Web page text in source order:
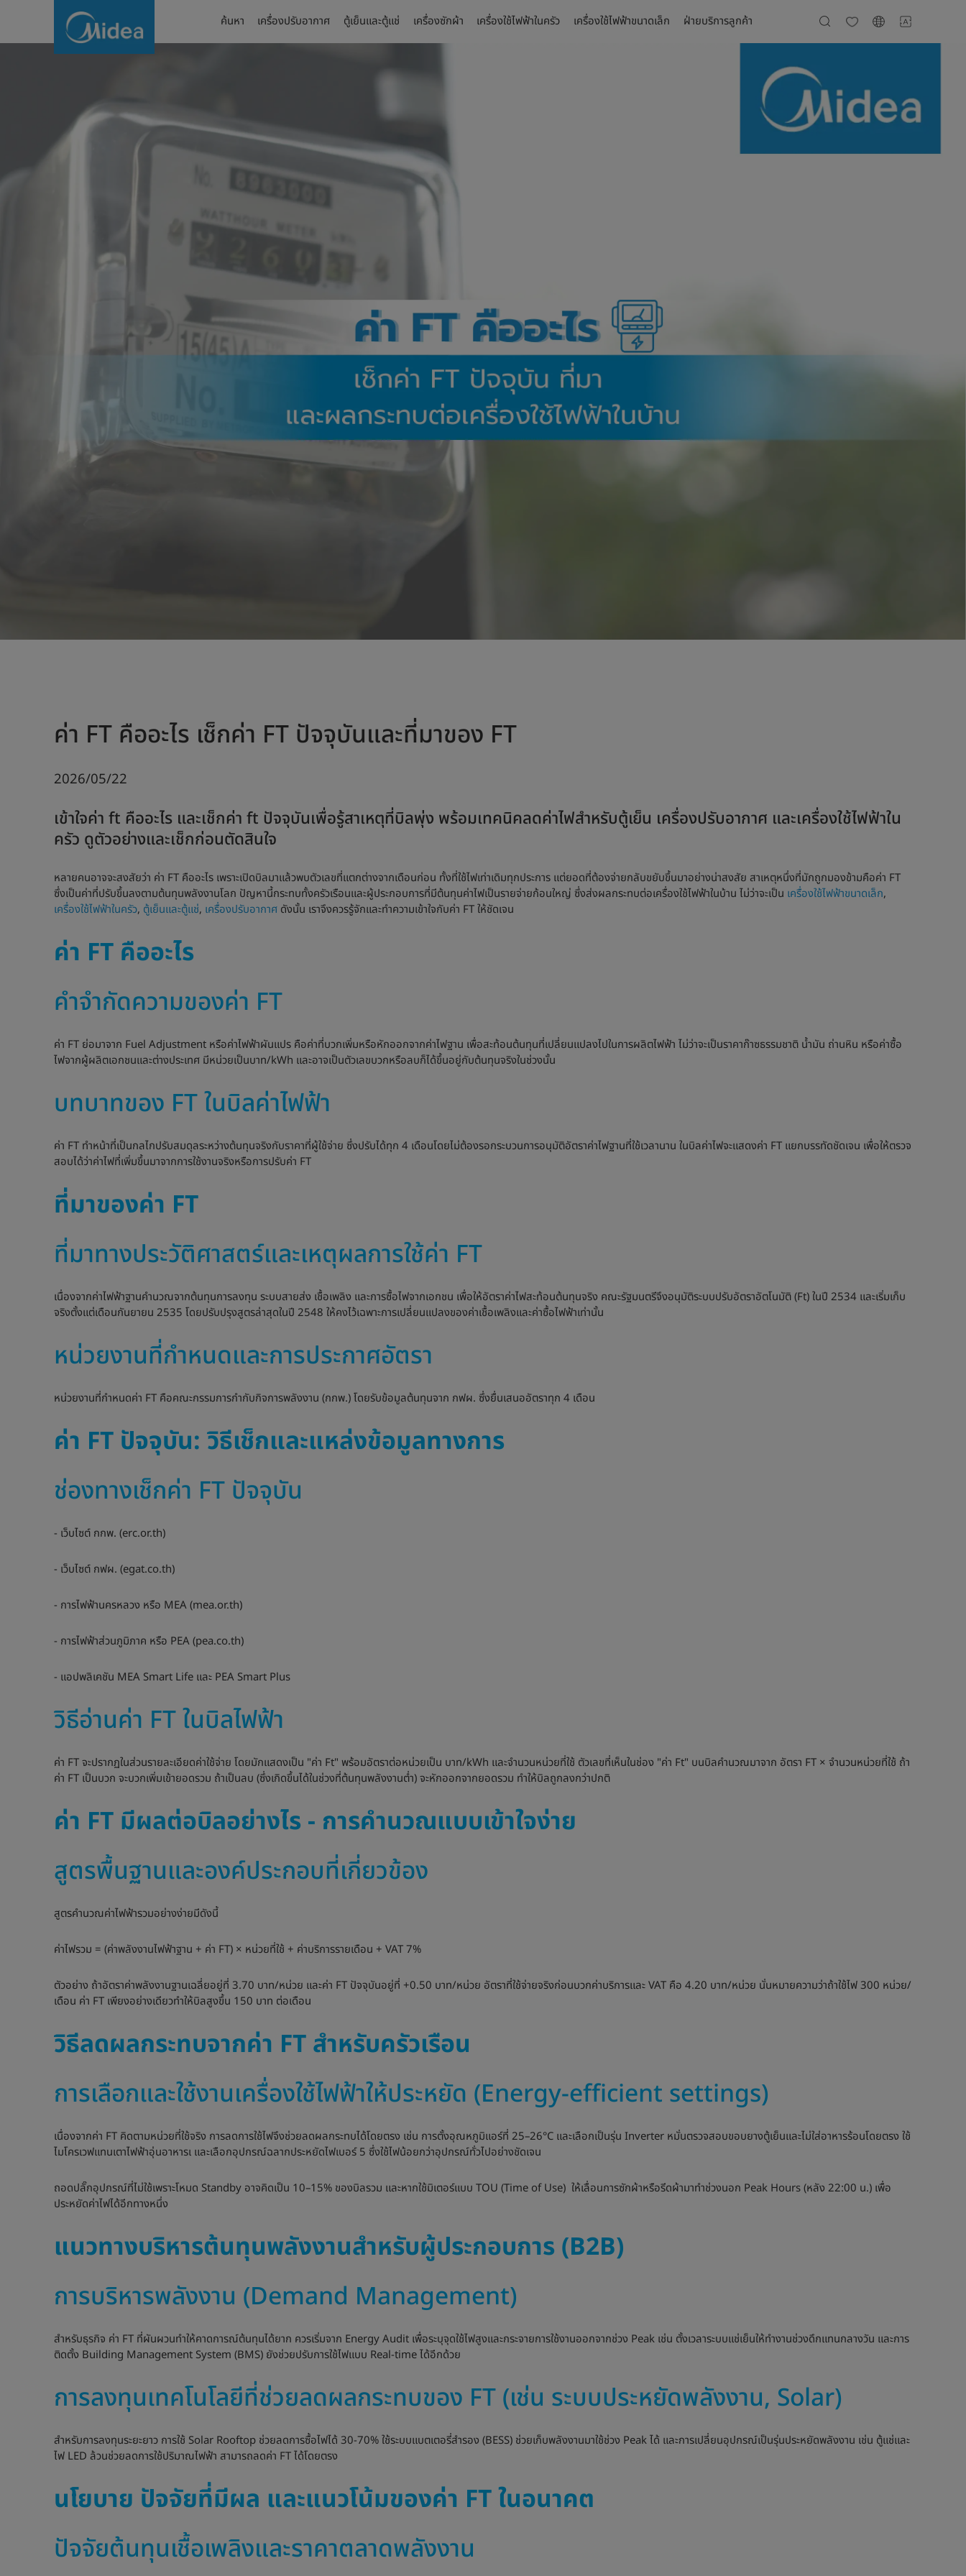
FT
FT
ค้นหา เครื่องปรับอากาศ ตู้เย็นและตู้แช่ เครื่องซักผ้า เครื่องใช้ไฟฟ้าในครัว เครื่องใช้ไฟฟ้าขนาดเล็ก ฝ่ายบริการลูกค้า
ค่า FT คืออะไร เช็กค่า FT ปัจจุบันและที่มาของ FT
เข้าใจค่า ft คืออะไร และเช็กค่า ft ปัจจุบันเพื่อรู้สาเหตุที่บิลพุ่ง พร้อมเทคนิคลดค่าไฟสำหรับตู้เย็น เครื่องปรับอากาศ และเครื่องใช้ไฟฟ้าใน
ครัว ดูตัวอย่างและเช็กก่อนตัดสินใจ
2026/05/22
หลายคนอาจจะสงสัยว่า ค่า FT คืออะไร เพราะเปิดบิลมาแล้วพบตัวเลขที่แตกต่างจากเดือนก่อน ทั้งที่ใช้ไฟเท่าเดิมทุกประการ แต่ยอดที่ต้องจ่ายกลับขยับขึ้นมาอย่างน่าสงสัย สาเหตุหนึ่งที่มักถูกมองข้ามคือค่า FT
ซึ่งเป็นค่าที่ปรับขึ้นลงตามต้นทุนพลังงานโลก ปัญหานี้กระทบทั้งครัวเรือนและผู้ประกอบการที่มีต้นทุนค่าไฟเป็นรายจ่ายก้อนใหญ่ ซึ่งส่งผลกระทบต่อเครื่องใช้ไฟฟ้าในบ้าน ไม่ว่าจะเป็น เครื่องใช้ไฟฟ้าขนาดเล็ก,
เครื่องใช้ไฟฟ้าในครัว, ตู้เย็นและตู้แช่, เครื่องปรับอากาศดังนั้น เราจึงควรรู้จักและทำความเข้าใจกับค่า FT ให้ชัดเจน
ค่า FT คืออะไร
คำจำกัดความของค่า FT
ค่า FT ย่อมาจาก Fuel Adjustment หรือค่าไฟฟ้าผันแปร คือค่าที่บวกเพิ่มหรือหักออกจากค่าไฟฐาน เพื่อสะท้อนต้นทุนที่เปลี่ยนแปลงไปในการผลิตไฟฟ้า ไม่ว่าจะเป็นราคาก๊าซธรรมชาติ น้ำมัน ถ่านหิน หรือค่าซื้อ
ไฟจากผู้ผลิตเอกชนและต่างประเทศ มีหน่วยเป็นบาท/kWh และอาจเป็นตัวเลขบวกหรือลบก็ได้ขึ้นอยู่กับต้นทุนจริงในช่วงนั้น
บทบาทของ FT ในบิลค่าไฟฟ้า
ค่า FT ทำหน้าที่เป็นกลไกปรับสมดุลระหว่างต้นทุนจริงกับราคาที่ผู้ใช้จ่าย ซึ่งปรับได้ทุก 4 เดือนโดยไม่ต้องรอกระบวนการอนุมัติอัตราค่าไฟฐานที่ใช้เวลานาน ในบิลค่าไฟจะแสดงค่า FT แยกบรรทัดชัดเจน เพื่อให้ตรวจ
สอบได้ว่าค่าไฟที่เพิ่มขึ้นมาจากการใช้งานจริงหรือการปรับค่า FT
ที่มาของค่า FT
ที่มาทางประวัติศาสตร์และเหตุผลการใช้ค่า FT
เนื่องจากค่าไฟฟ้าฐานคำนวณจากต้นทุนการลงทุน ระบบสายส่ง เชื้อเพลิง และการซื้อไฟจากเอกชน เพื่อให้อัตราค่าไฟสะท้อนต้นทุนจริง คณะรัฐมนตรีจึงอนุมัติระบบปรับอัตราอัตโนมัติ (Ft) ในปี 2534 และเริ่มเก็บ
จริงตั้งแต่เดือนกันยายน 2535 โดยปรับปรุงสูตรล่าสุดในปี 2548 ให้คงไว้เฉพาะการเปลี่ยนแปลงของค่าเชื้อเพลิงและค่าซื้อไฟฟ้าเท่านั้น
หน่วยงานที่กำหนดและการประกาศอัตรา
หน่วยงานที่กำหนดค่า FT คือคณะกรรมการกำกับกิจการพลังงาน (กกพ.) โดยรับข้อมูลต้นทุนจาก กฟผ. ซึ่งยื่นเสนออัตราทุก 4 เดือน
ค่า FT ปัจจุบัน: วิธีเช็กและแหล่งข้อมูลทางการ
ช่องทางเช็กค่า FT ปัจจุบัน
- เว็บไซต์ กกพ. (erc.or.th)
- เว็บไซต์ กฟผ. (egat.co.th)
- การไฟฟ้านครหลวง หรือ MEA (mea.or.th)
- การไฟฟ้าส่วนภูมิภาค หรือ PEA (pea.co.th)
- แอปพลิเคชัน MEA Smart Life และ PEA Smart Plus
วิธีอ่านค่า FT ในบิลไฟฟ้า
ค่า FT จะปรากฏในส่วนรายละเอียดค่าใช้จ่าย โดยมักแสดงเป็น "ค่า Ft" พร้อมอัตราต่อหน่วยเป็น บาท/kWh และจำนวนหน่วยที่ใช้ ตัวเลขที่เห็นในช่อง "ค่า Ft" บนบิลคำนวณมาจาก อัตรา FT × จำนวนหน่วยที่ใช้ ถ้า
ค่า FT เป็นบวก จะบวกเพิ่มเข้ายอดรวม ถ้าเป็นลบ (ซึ่งเกิดขึ้นได้ในช่วงที่ต้นทุนพลังงานต่ำ) จะหักออกจากยอดรวม ทำให้บิลถูกลงกว่าปกติ
ค่า FT มีผลต่อบิลอย่างไร - การคำนวณแบบเข้าใจง่าย
สูตรพื้นฐานและองค์ประกอบที่เกี่ยวข้อง
สูตรคำนวณค่าไฟฟ้ารวมอย่างง่ายมีดังนี้
ค่าไฟรวม = (ค่าพลังงานไฟฟ้าฐาน + ค่า FT) × หน่วยที่ใช้ + ค่าบริการรายเดือน + VAT 7%
ตัวอย่าง ถ้าอัตราค่าพลังงานฐานเฉลี่ยอยู่ที่ 3.70 บาท/หน่วย และค่า FT ปัจจุบันอยู่ที่ +0.50 บาท/หน่วย อัตราที่ใช้จ่ายจริงก่อนบวกค่าบริการและ VAT คือ 4.20 บาท/หน่วย นั่นหมายความว่าถ้าใช้ไฟ 300 หน่วย/
เดือน ค่า FT เพียงอย่างเดียวทำให้บิลสูงขึ้น 150 บาท ต่อเดือน
วิธีลดผลกระทบจากค่า FT สำหรับครัวเรือน
การเลือกและใช้งานเครื่องใช้ไฟฟ้าให้ประหยัด (Energy-efficient settings)
เนื่องจากค่า FT คิดตามหน่วยที่ใช้จริง การลดการใช้ไฟจึงช่วยลดผลกระทบได้โดยตรง เช่น การตั้งอุณหภูมิแอร์ที่ 25–26°C และเลือกเป็นรุ่น Inverter หมั่นตรวจสอบขอบยางตู้เย็นและไม่ใส่อาหารร้อนโดยตรง ใช้
ไมโครเวฟแทนเตาไฟฟ้าอุ่นอาหารเ และเลือกอุปกรณ์ฉลากประหยัดไฟเบอร์ 5 ซึ่งใช้ไฟน้อยกว่าอุปกรณ์ทั่วไปอย่างชัดเจน
ถอดปลั๊กอุปกรณ์ที่ไม่ใช้เพราะโหมด Standby อาจคิดเป็น 10–15% ของบิลรวม และหากใช้มิเตอร์แบบ TOU (Time of Use) ให้เลื่อนการซักผ้าหรือรีดผ้ามาทำช่วงนอก Peak Hours (หลัง 22:00 น.) เพื่อ
ประหยัดค่าไฟได้อีกทางหนึ่ง
แนวทางบริหารต้นทุนพลังงานสำหรับผู้ประกอบการ (B2B)
การบริหารพลังงาน (Demand Management)
สำหรับธุรกิจ ค่า FT ที่ผันผวนทำให้คาดการณ์ต้นทุนได้ยาก ควรเริ่มจาก Energy Audit เพื่อระบุจุดใช้ไฟสูงและกระจายการใช้งานออกจากช่วง Peak เช่น ตั้งเวลาระบบแช่เย็นให้ทำงานช่วงดึกแทนกลางวัน และการ
ติดตั้ง Building Management System (BMS) ยังช่วยปรับการใช้ไฟแบบ Real-time ได้อีกด้วย
การลงทุนเทคโนโลยีที่ช่วยลดผลกระทบของ FT (เช่น ระบบประหยัดพลังงาน, Solar)
สำหรับการลงทุนระยะยาว การใช้ Solar Rooftop ช่วยลดการซื้อไฟได้ 30-70% ใช้ระบบแบตเตอรี่สำรอง (BESS) ช่วยเก็บพลังงานมาใช้ช่วง Peak ได้ และการเปลี่ยนอุปกรณ์เป็นรุ่นประหยัดพลังงาน เช่น ตู้แช่และ
ไฟ LED ล้วนช่วยลดการใช้ปริมาณไฟฟ้า สามารถลดค่า FT ได้โดยตรง
นโยบาย ปัจจัยที่มีผล และแนวโน้มของค่า FT ในอนาคต
ปัจจัยต้นทุนเชื้อเพลิงและราคาตลาดพลังงาน